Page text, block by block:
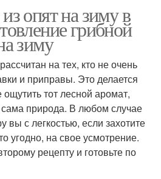
опят на зиму в
грибной
зиму
на тех, кто не очень
и приправы. Это делается
тот лесной аромат,
природа. В любом случае
вы с легкостью, если захотите
угодно, на свое усмотрение.
рецепту и готовьте по